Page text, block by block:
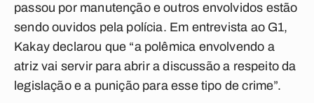
passou por manutenção e outros envolvidos estão
sendo ouvidos pela polícia. Em entrevista ao G1,
Kakay declarou que “a polêmica envolvendo a
atriz vai servir para abrir a discussão a respeito da
legislação e a punição para esse tipo de crime”.